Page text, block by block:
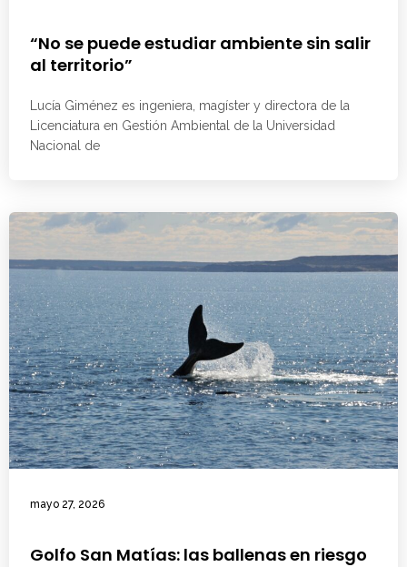
“No se puede estudiar ambiente sin salir
al territorio”
Lucía Giménez es ingeniera, magíster y directora de la
Licenciatura en Gestión Ambiental de la Universidad
Nacional de
mayo 27, 2026
Golfo San Matías: las ballenas en riesgo